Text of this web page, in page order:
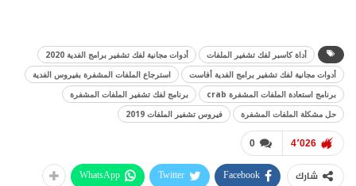
أداة كاسبر لفك تشفير الملفات
أدوات مجانية لفك تشفير برامج الفدية 2020
أدوات مجانية لفك تشفير برامج الفدية أفاست
استرجاع الملفات المشفرة بفيروس الفدية
برنامج استعادة الملفات المشفرة crab
برنامج لفك تشفير الملفات المشفرة
حل مشكلة الملفات المشفرة
فيروس تشفير الملفات 2019
0 4٬026
شارك Facebook
Twitter
WhatsApp